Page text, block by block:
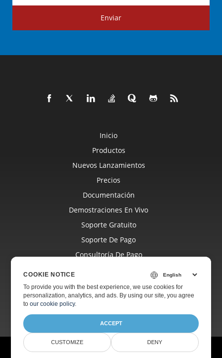
Enviar
Inicio
Productos
Nuevos Lanzamientos
Precios
Documentación
Demostraciones En Vivo
Soporte Gratuito
Soporte De Pago
Consultoría De Pago
Sitios Web
Acerca De
© Aspose Pty Ltd 2001-2026.Todos los derechos reservados.
COOKIE NOTICE
To provide you with the best experience, we use cookies for
personalization, analytics, and ads. By using our site, you agree
toour cookie policy.
ACCEPT
CUSTOMIZE DENY